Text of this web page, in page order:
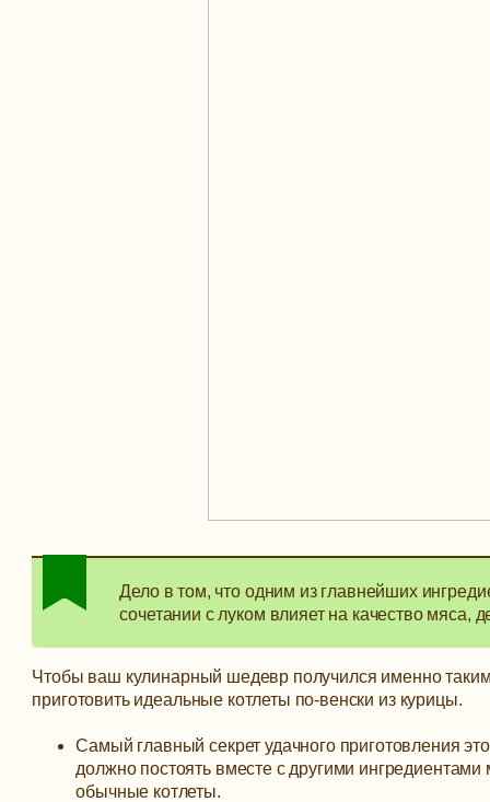
Дело в том, что одним из главнейших
сочетании с луком влияет на качество мяса,
Чтобы ваш кулинарный шедевр получился именно
приготовить идеальные котлеты по-венски из курицы.
Самый главный секрет удачного приготовления
должно постоять вместе с другими
обычные котлеты.